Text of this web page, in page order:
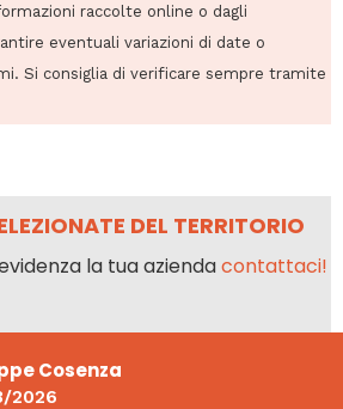
raccolte online o dagli
eventuali variazioni di date o
Si consiglia di verificare sempre tramite
DEL TERRITORIO
la tua aziendacontattaci!
Cosenza
2026